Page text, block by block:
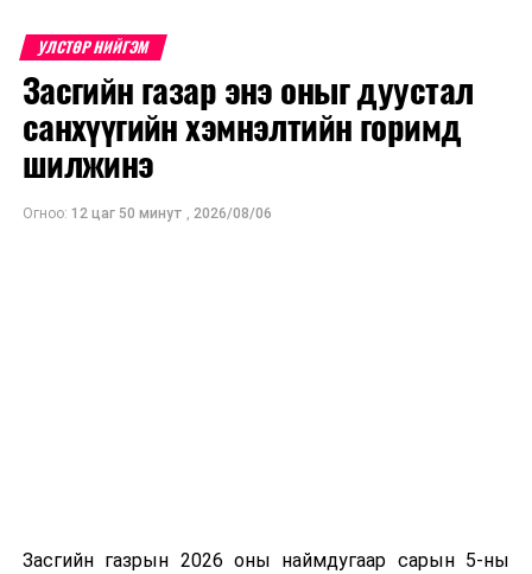
Ерөнхийлөгчийн ээлжит сонгуулийн бэлтгэл ажлын
талаарх мэдээллийг сонсов
УЛСТӨР НИЙГЭМ
Засгийн газар энэ оныг дуустал
санхүүгийн хэмнэлтийн горимд
шилжинэ
Огноо: 12 цаг 50 минут , 2026/08/06
Засгийн газрын 2026 оны наймдугаар сарын 5-ны